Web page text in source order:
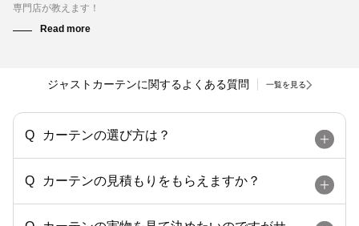
専門店が教えます！
ジャストカーテンに関するよくある質問 一覧を見る
カーテンの選び方は？
カーテンの見積もりをもらえますか？